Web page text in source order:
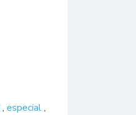
, especial,